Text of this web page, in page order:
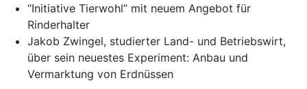
“Initiative Tierwohl” mit neuem Angebot für
Rinderhalter
Jakob Zwingel, studierter Land- und Betriebswirt,
über sein neuestes Experiment: Anbau und
Vermarktung von Erdnüssen